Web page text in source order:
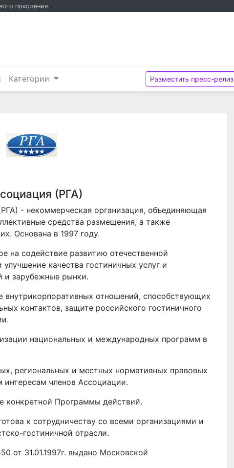
поколения.
(текущий)
Категории Разместить пресс-релиз
(РГА)
- некоммерческая организация, объединяющая
средства размещения, а также
Основана в 1997 году.
на содействие развитию отечественной
качества гостиничных услуг и
и зарубежные рынки.
внутрикорпоративных отношений, способствующих
контактов, защите российского гостиничного
национальных и международных программ в
региональных и местных нормативных правовых
членов Ассоциации.
конкретной Программы действий.
к сотрудничеству со всеми организациями и
гостиничной отрасли.
от 31.01.1997г. выдано Московской